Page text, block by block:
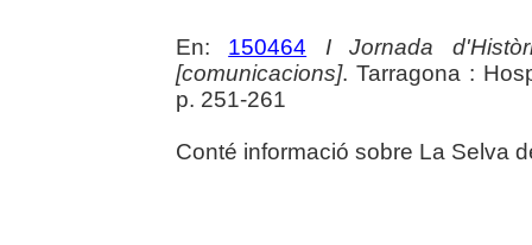
En: 150464
I Jornada
[comunicacions]. Tarragona :
p. 251-261
Conté informació sobre La Selva